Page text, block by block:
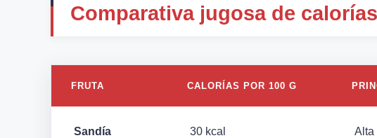
Comparativa jugosa de
FRUTA CALORÍAS POR 100 G
Sandía 30 kcal Alta